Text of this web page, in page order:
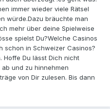
immer wieder viele Rätsel
würde.Dazu bräuchte man
mehr über deine Spielweise
spielst Du?Welche Casinos
schon in Schweizer Casinos?
Hoffe Du lässt Dich nicht
und zu hinnehmen
von Dir zulesen. Bis dann